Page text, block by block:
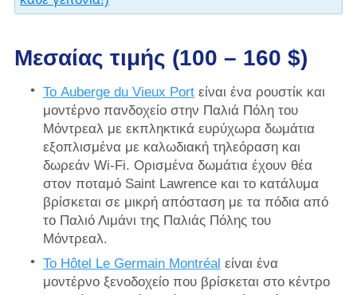
Μεσαίας τιμής (100 – 160 $)
Το Auberge du Vieux Portείναι ένα ρουστίκ και
μοντέρνο πανδοχείο στην Παλιά Πόλη του
Μόντρεαλ με εκπληκτικά ευρύχωρα δωμάτια
εξοπλισμένα με καλωδιακή τηλεόραση και
δωρεάν Wi-Fi. Ορισμένα δωμάτια έχουν θέα
στον ποταμό Saint Lawrence και το κατάλυμα
βρίσκεται σε μικρή απόσταση με τα πόδια από
το Παλιό Λιμάνι της Παλιάς Πόλης του
Μόντρεαλ.
Το Hôtel Le Germain Montréal είναι ένα
μοντέρνο ξενοδοχείο που βρίσκεται στο κέντρο